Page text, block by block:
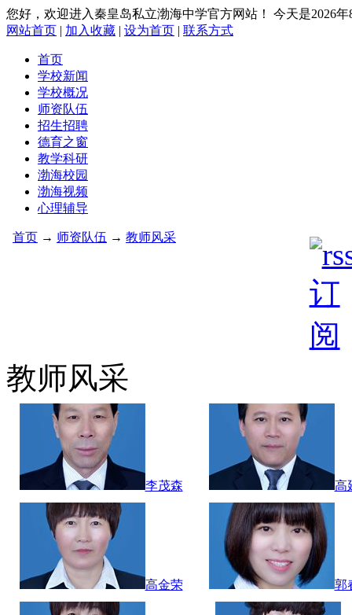
您好，欢迎进入秦皇岛私立渤海中学官方网站！ 今天是2026
网站首页 | 加入收藏 | 设为首页 | 联系方式
首页
学校新闻
学校概况
师资队伍
招生招聘
德育之窗
教学科研
渤海校园
渤海视频
心理辅导
首页 → 师资队伍 → 教师风采
教师风采
李茂森 高
高金荣 郭